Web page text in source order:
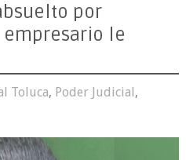
por
le
Toluca, Poder Judicial,